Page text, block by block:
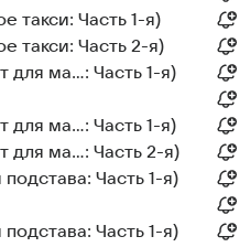
такси: Часть 1-я)
такси: Часть 2-я)
для ма...: Часть 1-я)
для ма...: Часть 1-я)
для ма...: Часть 2-я)
Часть 1-я)
Часть 1-я)